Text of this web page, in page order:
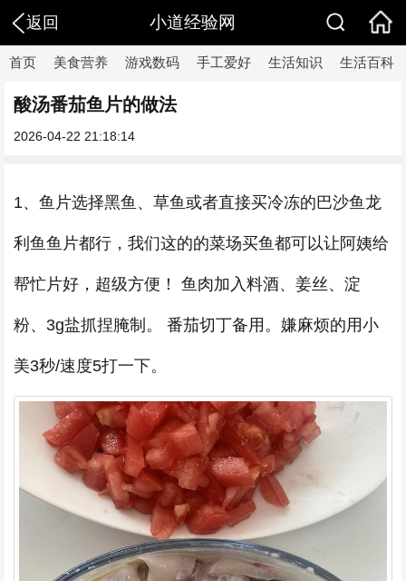
返回 小道经验网
首页 美食营养 游戏数码 手工爱好 生活知识 生活百科
酸汤番茄鱼片的做法
2026-04-22 21:18:14
1、鱼片选择黑鱼、草鱼或者直接买冷冻的巴沙鱼龙
利鱼鱼片都行，我们这的的菜场买鱼都可以让阿姨给
帮忙片好，超级方便！ 鱼肉加入料酒、姜丝、淀
粉、3g盐抓捏腌制。 番茄切丁备用。嫌麻烦的用小
美3秒/速度5打一下。